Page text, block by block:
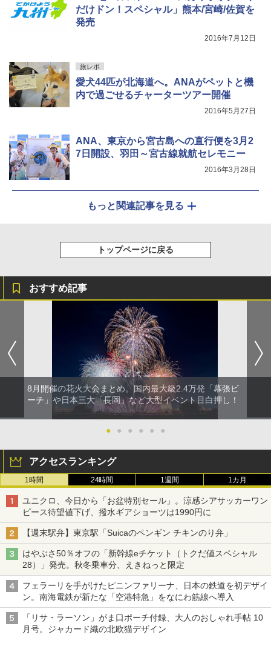
だけドン！スペシャル」熊本/宮崎/佐賀を
発売
2016年7月12日
旅レポ
愛犬44匹が北海道へ。ANAがペットと機
内で過ごせるチャーターツアー開催
2016年5月27日
ANA、東京から宮古島への直行便を3月2
7日開設、羽田～宮古線就航セレモニー
2016年3月28日
もっと関連記事を見る
トップページに戻る
おすすめ記事
8月開催の花火大会まとめ。国内最大級2.4万発「幕張ビ
ーチ」や日本三大「長岡」など大型イベント目白押し！
● ● ● ● ● ●
アクセスランキング
1時間 24時間 1週間 1カ月
ユニクロ、今日から「お盆特別セール」。涼感シアサッカーワン
ピース待望値下げ、撥水ギアショーツは1990円に
【週末駅弁】東京駅「Suicaのペンギン チキンのり弁」
はやぶさ50％オフの「新幹線eチケット（トクだ値スペシャル
28）」発売。秋冬乗車分、えきねっと限定
フェラーリを手がけたピニンファリーナ、日本の鉄道を初デザイ
ン。南海電鉄が新たな「空港特急」をなにわ筋線へ導入
「リサ・ラーソン」がま口ポーチ付録、大人のおしゃれ手帖 10
月号。ジャカード織の北欧猫デザイン